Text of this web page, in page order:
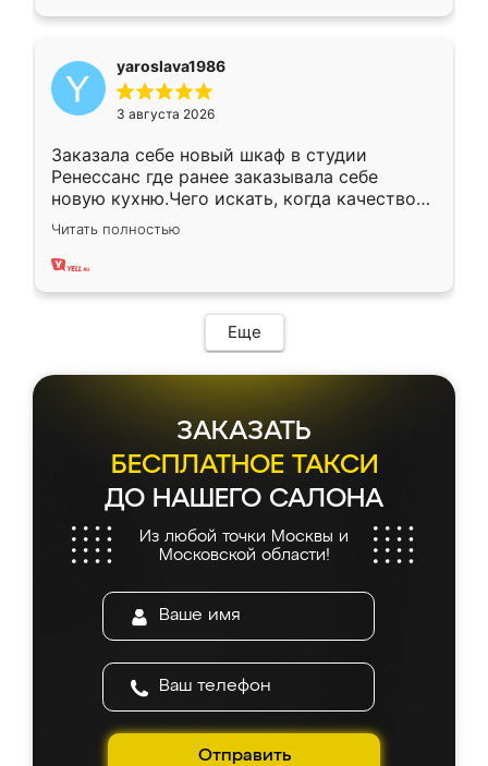
yaroslava1986
3 августа 2026
Заказала себе новый шкаф в студии
Ренессанс где ранее заказывала себе
новую кухню.Чего искать, когда качеством
вполне довольна. Служит кухня уже почти
два года, нареканий нет.
Читать полностью
Еще
ЗАКАЗАТЬ
БЕСПЛАТНОЕ ТАКСИ
ДО НАШЕГО САЛОНА
Из любой точки Москвы и
Московской области!
Отправить